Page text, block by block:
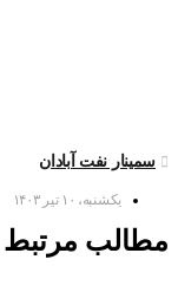
سمینار نفت آبادان
یکشنبه، ۱۰ تیر ۱۴۰۳
مطالب مرتبط